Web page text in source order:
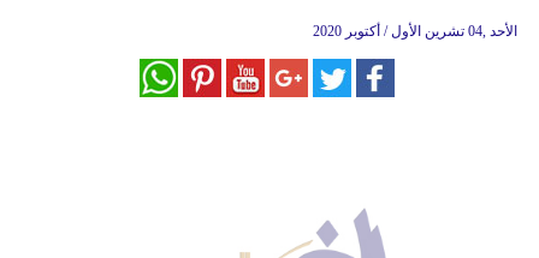
الأحد ,04 تشرين الأول / أكتوبر 2020